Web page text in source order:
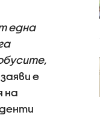
една
е
на